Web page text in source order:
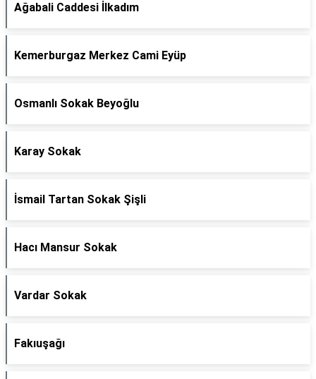
Ağabali Caddesi İlkadım
Kemerburgaz Merkez Cami Eyüp
Osmanlı Sokak Beyoğlu
Karay Sokak
İsmail Tartan Sokak Şişli
Hacı Mansur Sokak
Vardar Sokak
Fakıuşağı